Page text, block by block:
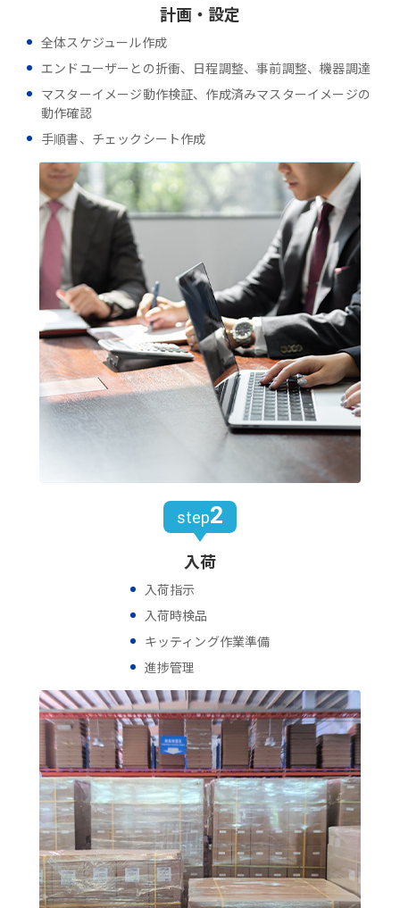
計画・設定
全体スケジュール作成
エンドユーザーとの折衝、日程調整、事前調整、機器調達
マスターイメージ動作検証、作成済みマスターイメージの
動作確認
手順書、チェックシート作成
step2
入荷
入荷指示
入荷時検品
キッティング作業準備
進捗管理